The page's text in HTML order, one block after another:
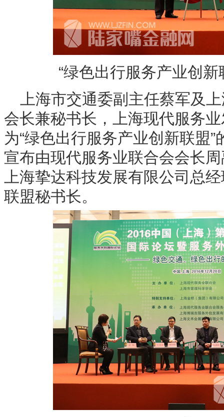
“绿色出行服务产业创
上海市交通委副主任蔡军及
会长兼秘书长，上海现代服务
为“绿色出行服务产业创新联盟
宣布由现代服务业联合会会长
上海挚达科技发展有限公司总
联盟秘书长。